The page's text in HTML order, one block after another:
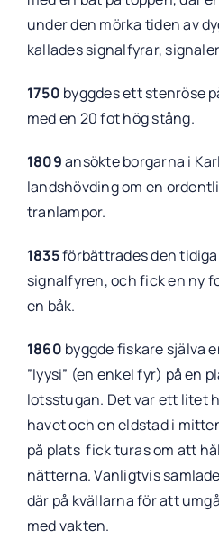
under den mörka tiden av
kallades signalfyrar,
1750 byggdes ett stenröse
med en 20 fot hög stång.
1809ansökte borgarna i
landshövding om en
tranlampor.
1835förbättrades den
signalfyren, och fick en ny
en båk.
1860 byggde fiskare själva
”lyysi” (en enkel fyr) på en
lotsstugan. Det var ett litet
havet och en eldstad i
på plats fick turas om att
nätterna. Vanligtvis
där på kvällarna för att
med vakten.